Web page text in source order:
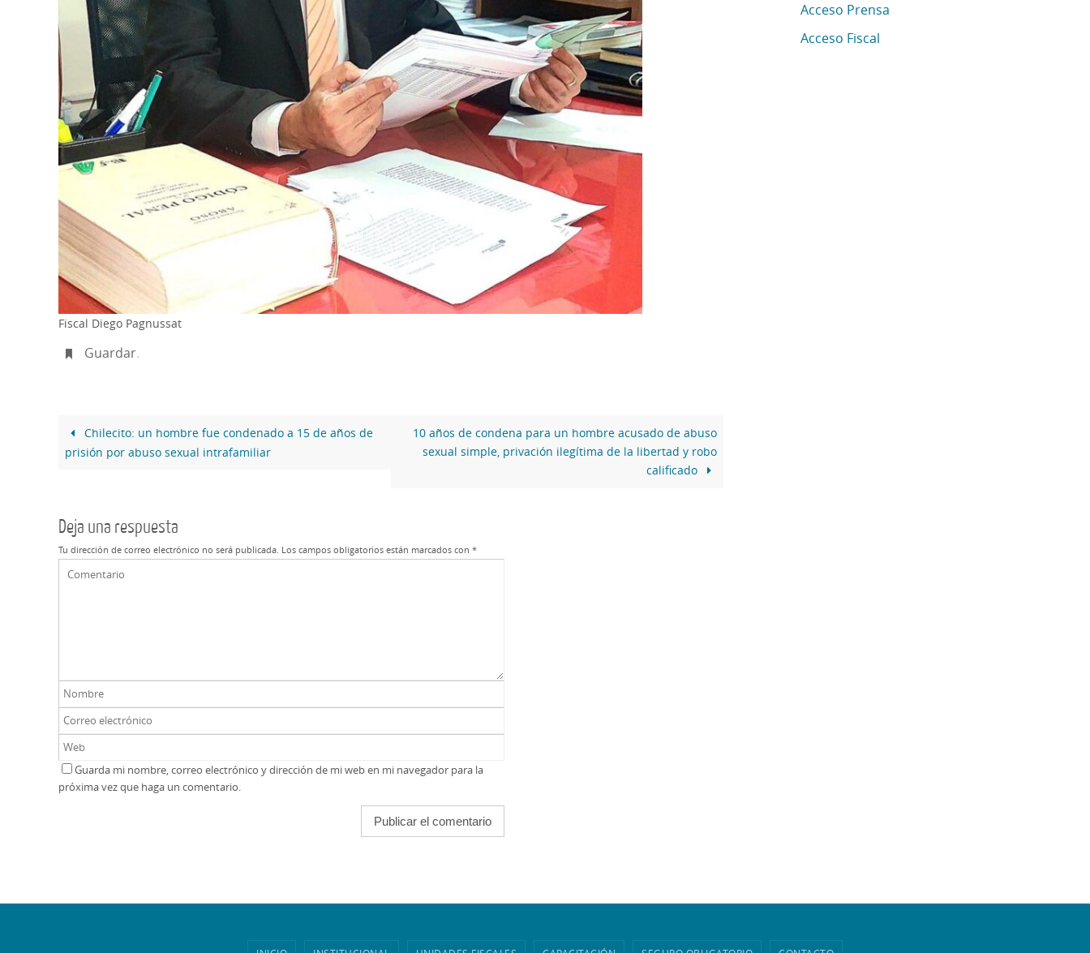
Fiscal Diego Pagnussat
Guardar.
Chilecito: un hombre fue condenado a 15 de años de
prisión por abuso sexual intrafamiliar
10 años de condena para un hombre acusado de abuso
sexual simple, privación ilegítima de la libertad y robo
calificado
Deja una respuesta
Tu dirección de correo electrónico no será publicada. Los campos obligatorios están marcados con *
Guarda mi nombre, correo electrónico y dirección de mi web en mi navegador para la
próxima vez que haga un comentario.
Acceso Prensa
Acceso Fiscal